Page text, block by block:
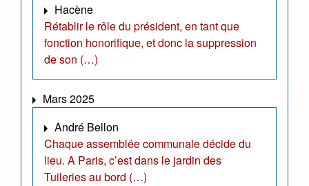
Hacène
Rétablir le rôle du président, en tant que
fonction honorifique, et donc la suppression
de son (…)
Mars 2025
André Bellon
Chaque assemblée communale décide du
lieu. A Paris, c’est dans le jardin des
Tuileries au bord (…)